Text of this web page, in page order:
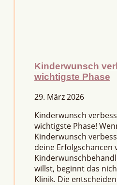
Kinderwunsch
wichtigste Phase
29. März 2026
Kinderwunsch
wichtigste Phase!
Kinderwunsch
deine Erfolgschancen
willst, beginnt das
Klinik. Die